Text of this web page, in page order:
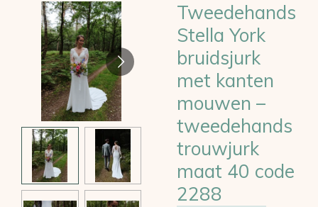
Tweedehands
Stella York
bruidsjurk
met kanten
mouwen –
tweedehands
trouwjurk
maat 40 code
2288